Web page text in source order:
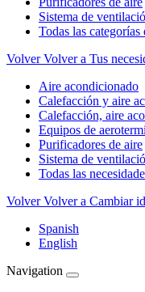
Sistema de
Todas las categorías
Volver Volver a Tus
Aire acondicionado
Calefacción y aire
Calefacción, aire
Equipos de
Purificadores de aire
Sistema de
Todas las
Volver Volver a Cambiar
Spanish
English
Navigation